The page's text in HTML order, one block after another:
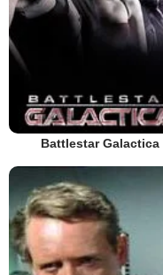
Battlestar Galactica